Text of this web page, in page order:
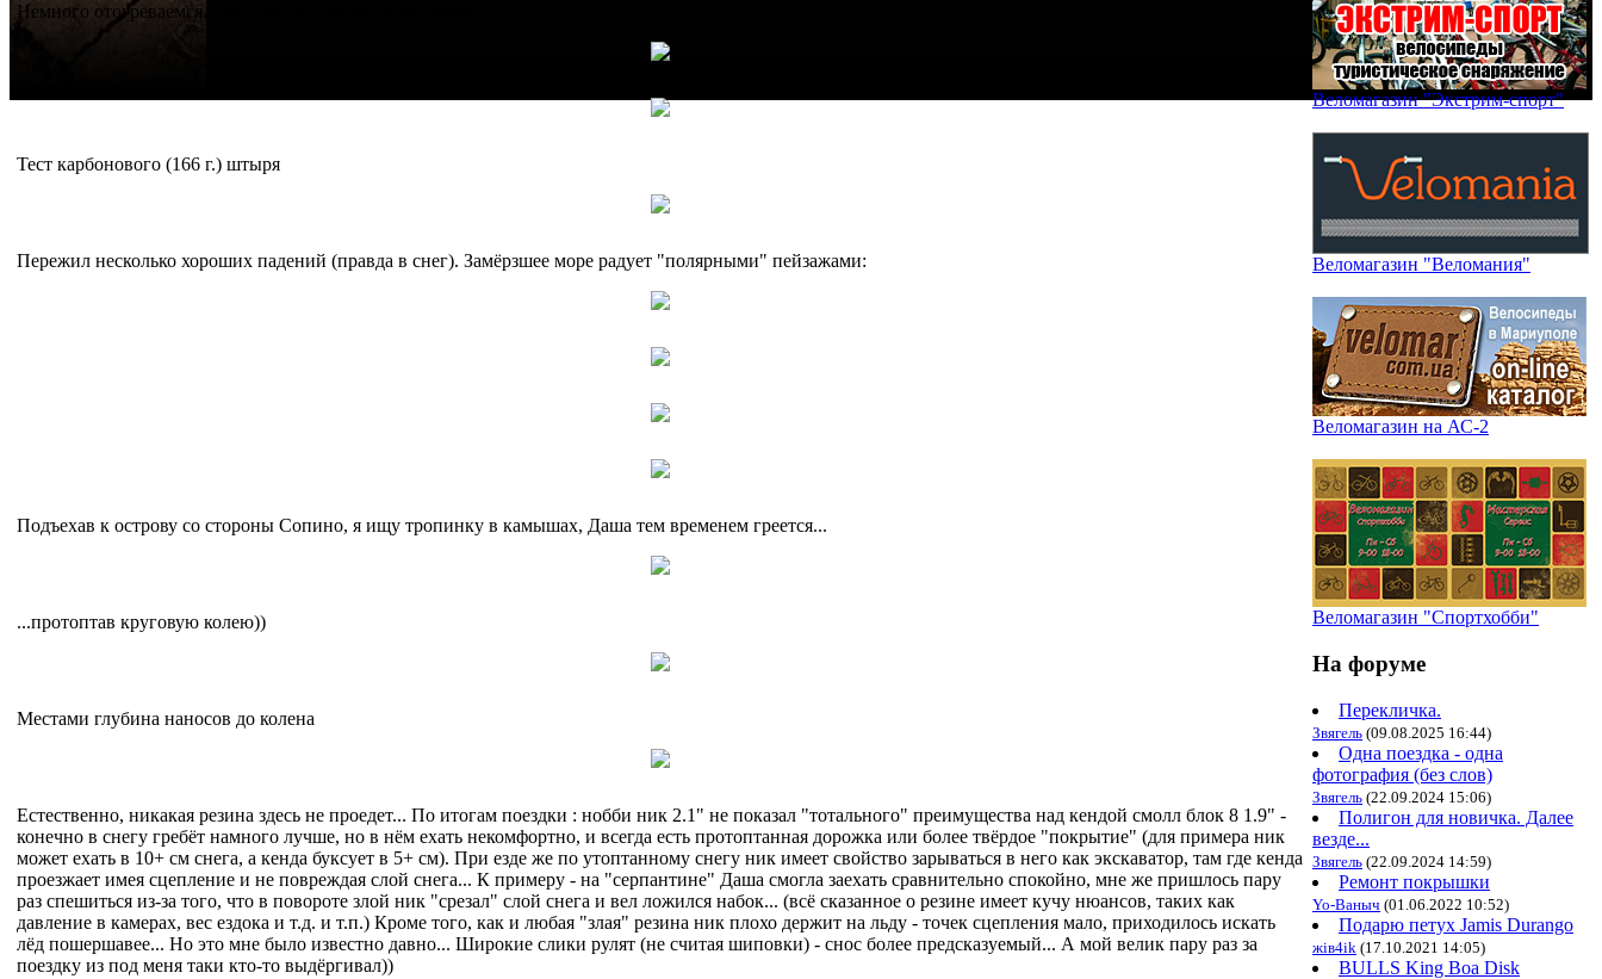
Немного отогреваемся... дальше путь вдоль (и по) морю...
Тест карбонового (166 г.) штыря
Пережил несколько хороших падений (правда в снег). Замёрзшее море радует "полярными" пейзажами:
Подъехав к острову со стороны Сопино, я ищу тропинку в камышах, Даша тем временем греется...
...протоптав круговую колею))
Местами глубина наносов до колена
Естественно, никакая резина здесь не проедет... По итогам поездки : нобби ник 2.1" не показал "тотального" преимущества над кендой смолл блок 8 1.9" -
конечно в снегу гребёт намного лучше, но в нём ехать некомфортно, и всегда есть протоптанная дорожка или более твёрдое "покрытие" (для примера ник
может ехать в 10+ см снега, а кенда буксует в 5+ см). При езде же по утоптанному снегу ник имеет свойство зарываться в него как экскаватор, там где кенда
проезжает имея сцепление и не повреждая слой снега... К примеру - на "серпантине" Даша смогла заехать сравнительно спокойно, мне же пришлось пару
раз спешиться из-за того, что в повороте злой ник "срезал" слой снега и вел ложился набок... (всё сказанное о резине имеет кучу нюансов, таких как
давление в камерах, вес ездока и т.д. и т.п.) Кроме того, как и любая "злая" резина ник плохо держит на льду - точек сцепления мало, приходилось искать
лёд пошершавее... Но это мне было известно давно... Широкие слики рулят (не считая шиповки) - снос более предсказуемый... А мой велик пару раз за
поездку из под меня таки кто-то выдёргивал))
Веломагазин "Экстрим-спорт"
Веломагазин "Веломания"
Веломагазин на АС-2
Веломагазин "Спортхобби"
На форуме
Перекличка.
Звягель (09.08.2025 16:44)
Одна поездка - одна
фотография (без слов)
Звягель (22.09.2024 15:06)
Полигон для новичка. Далее
везде...
Звягель (22.09.2024 14:59)
Ремонт покрышки
Yo-Ваныч (01.06.2022 10:52)
Подарю петух Jamis Durango
жiв4ik (17.10.2021 14:05)
BULLS King Boa Disk